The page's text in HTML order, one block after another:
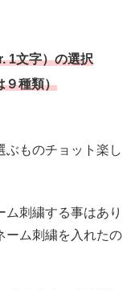
1文字）の選択
９種類）
ぶものチョット楽し
刺繍する事はあり
ーム刺繍を入れたの